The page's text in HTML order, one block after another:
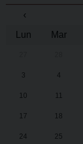
‹
Lun
Mar
3 4
10 11
17 18
24 25